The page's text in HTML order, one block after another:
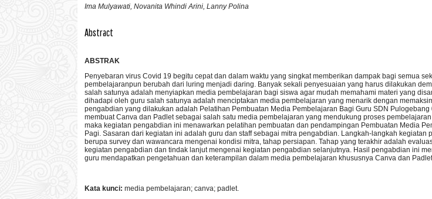
Ima Mulyawati, Novanita Whindi Arini, Lanny Polina
Abstract
ABSTRAK
Penyebaran virus Covid 19 begitu cepat dan dalam waktu yang singkat memberikan dampak bagi semua
pembelajaranpun berubah dari luring menjadi daring. Banyak sekali penyesuaian yang harus dilakukan
salah satunya adalah menyiapkan media pembelajaran bagi siswa agar mudah memahami materi yang
dihadapi oleh guru salah satunya adalah menciptakan media pembelajaran yang menarik dengan
pengabdian yang dilakukan adalah Pelatihan Pembuatan Media Pembelajaran Bagi Guru SDN
membuat Canva dan Padlet sebagai salah satu media pembelajaran yang mendukung proses
maka kegiatan pengabdian ini menawarkan pelatihan pembuatan dan pendampingan Pembuatan Media
Pagi. Sasaran dari kegiatan ini adalah guru dan staff sebagai mitra pengabdian. Langkah-langkah kegiatan
berupa survey dan wawancara mengenai kondisi mitra, tahap persiapan. Tahap yang terakhir adalah
kegiatan pengabdian dan tindak lanjut mengenai kegiatan pengabdian selanjutnya. Hasil pengabdian ini
guru mendapatkan pengetahuan dan keterampilan dalam media pembelajaran khususnya Canva dan
Kata kunci: media pembelajaran; canva; padlet.